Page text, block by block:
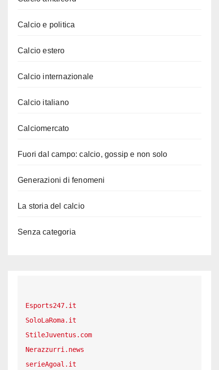
Calcio e politica
Calcio estero
Calcio internazionale
Calcio italiano
Calciomercato
Fuori dal campo: calcio, gossip e non solo
Generazioni di fenomeni
La storia del calcio
Senza categoria
Esports247.it
SoloLaRoma.it
StileJuventus.com
Nerazzurri.news
serieAgoal.it